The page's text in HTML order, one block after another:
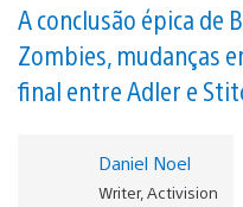
A conclusão épica de
Zombies, mudanças
final entre Adler e
Daniel Noel
Writer, Activision